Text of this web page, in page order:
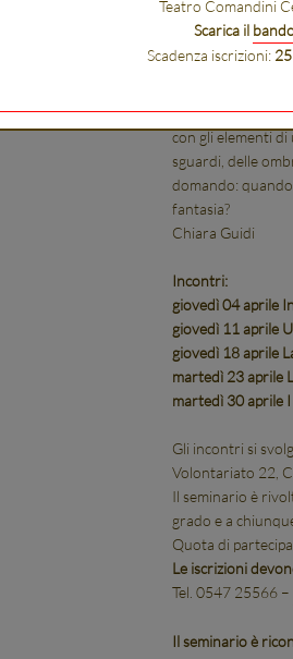
fornisce altri
di guardare le
immediata
entrano in un
aperte sono le
con gli elementi
sguardi, delle
domando:
fantasia?
Chiara Guidi
Incontri:
giovedì 04 aprile
giovedì 11 aprile
giovedì 18 aprile
martedì 23 aprile
martedì 30 aprile
Gli incontri si
Volontariato 22,
Il seminario è
grado e a
Quota di
Le iscrizioni
Tel. 0547 25566 –
Il seminario è
Teatro Comandini
Scarica il
Scadenza iscrizioni: